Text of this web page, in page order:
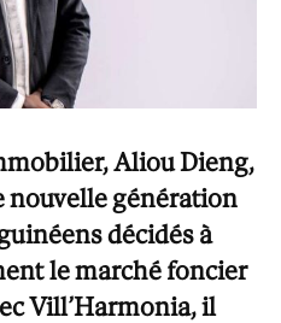
Aliou Dieng,
nouvelle génération
décidés à
le marché foncier
Vill’Harmonia, il